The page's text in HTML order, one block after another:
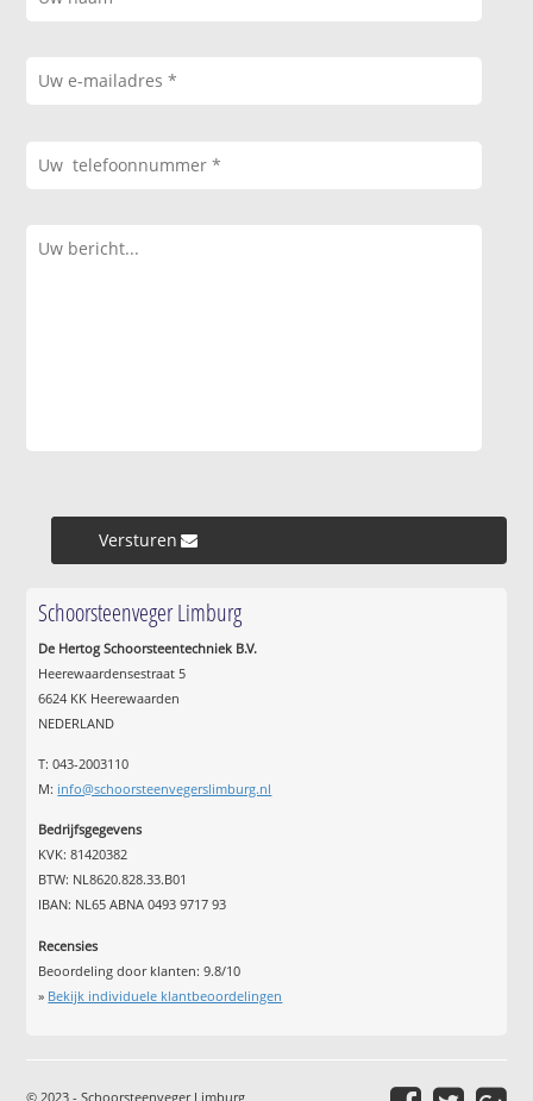
Versturen »
Schoorsteenveger Limburg
De Hertog Schoorsteentechniek B.V.
Heerewaardensestraat 5
6624 KK Heerewaarden
NEDERLAND
T: 043-2003110
M: info@schoorsteenvegerslimburg.nl
Bedrijfsgegevens
KVK: 81420382
BTW: NL8620.828.33.B01
IBAN: NL65 ABNA 0493 9717 93
Recensies
Beoordeling door klanten:9.8/10
» Bekijk individuele klantbeoordelingen
© 2023 - Schoorsteenveger Limburg